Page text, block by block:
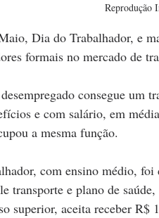
Reprodução
Dia do Trabalhador, e
formais no mercado de
consegue um
e com salário, em
a mesma função.
com ensino médio,
transporte e plano de
superior, aceita receber R$